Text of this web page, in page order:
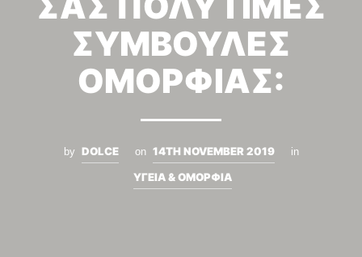
ΣΥΜΒΟΥΛΕΣ
ΟΜΟΡΦΙΑΣ:
by DOLCE on 14TH NOVEMBER 2019 in
ΥΓΕΙΑ & ΟΜΟΡΦΙΑ